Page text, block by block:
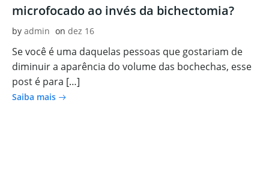
microfocado ao invés da bichectomia?
by admin on dez 16
Se você é uma daquelas pessoas que gostariam de
diminuir a aparência do volume das bochechas, esse
post é para […]
Saiba mais